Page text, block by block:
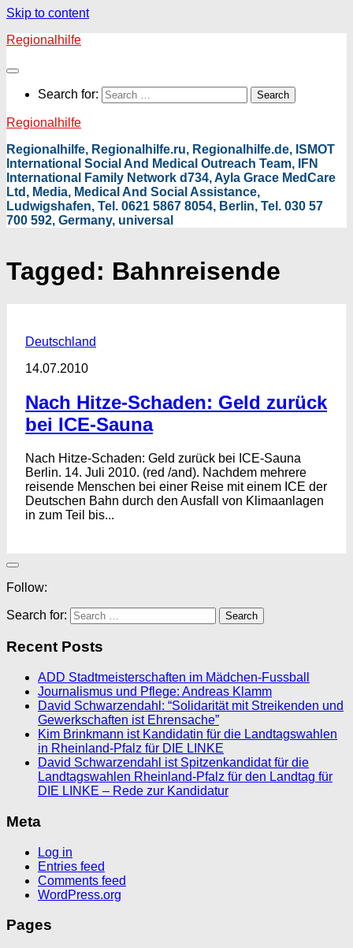
Skip to content
Regionalhilfe
Search for:
Regionalhilfe
Regionalhilfe, Regionalhilfe.ru, Regionalhilfe.de, ISMOT
International Social And Medical Outreach Team, IFN
International Family Network d734, Ayla Grace MedCare
Ltd, Media, Medical And Social Assistance,
Ludwigshafen, Tel. 0621 5867 8054, Berlin, Tel. 030 57
700 592, Germany, universal
Tagged: Bahnreisende
Deutschland
14.07.2010
Nach Hitze-Schaden: Geld zurück
bei ICE-Sauna
Nach Hitze-Schaden: Geld zurück bei ICE-Sauna
Berlin. 14. Juli 2010. (red /and). Nachdem mehrere
reisende Menschen bei einer Reise mit einem ICE der
Deutschen Bahn durch den Ausfall von Klimaanlagen
in zum Teil bis...
Follow:
Search for:
Recent Posts
ADD Stadtmeisterschaften im Mädchen-Fussball
Journalismus und Pflege: Andreas Klamm
David Schwarzendahl: “Solidarität mit Streikenden und
Gewerkschaften ist Ehrensache”
Kim Brinkmann ist Kandidatin für die Landtagswahlen
in Rheinland-Pfalz für DIE LINKE
David Schwarzendahl ist Spitzenkandidat für die
Landtagswahlen Rheinland-Pfalz für den Landtag für
DIE LINKE – Rede zur Kandidatur
Meta
Log in
Entries feed
Comments feed
WordPress.org
Pages